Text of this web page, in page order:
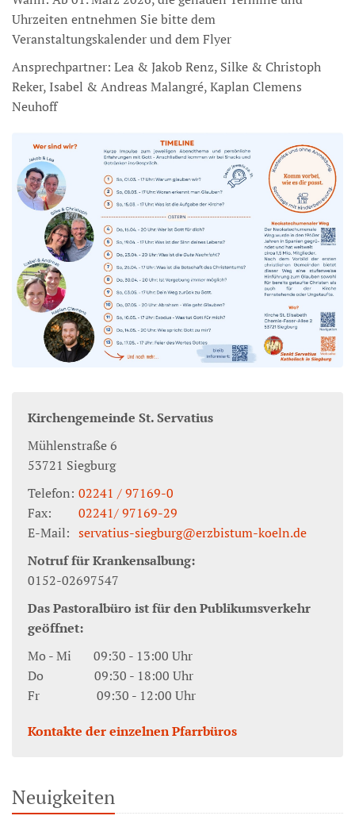
Uhrzeiten entnehmen Sie bitte dem
Veranstaltungskalender und dem Flyer
Ansprechpartner: Lea & Jakob Renz, Silke & Christoph
Reker, Isabel & Andreas Malangré, Kaplan Clemens
Neuhoff
Kirchengemeinde St. Servatius
Mühlenstraße 6
53721 Siegburg
Telefon: 02241 / 97169-0
Fax:
02241/ 97169-29
E-Mail: servatius-siegburg@erzbistum-koeln.de
Notruf für Krankensalbung:
0152-02697547
Das Pastoralbüro ist für den Publikumsverkehr
geöffnet:
Mo - Mi 09:30 - 13:00 Uhr
Do 09:30 - 18:00 Uhr
Fr 09:30 - 12:00 Uhr
Kontakte der einzelnen Pfarrbüros
Neuigkeiten